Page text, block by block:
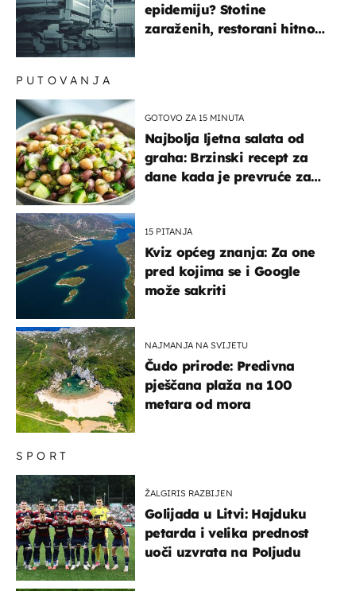
epidemiju? Stotine
zaraženih, restorani hitno
SPORT
ŽALGIRIS RAZBIJEN
Golijada u Litvi: Hajduku
petarda i velika prednost
uoči uzvrata na Poljudu
PUTOVANJA
GOTOVO ZA 15 MINUTA
Najbolja ljetna salata od
graha: Brzinski recept za
dane kada je prevruće za
15 PITANJA
Kviz općeg znanja: Za one
pred kojima se i Google
može sakriti
NAJMANJA NA SVIJETU
Čudo prirode: Predivna
pješčana plaža na 100
metara od mora